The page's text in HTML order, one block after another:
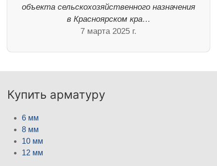
объекта сельскохозяйственного назначения
в Красноярском кра…
7 марта 2025 г.
Купить арматуру
6 мм
8 мм
10 мм
12 мм